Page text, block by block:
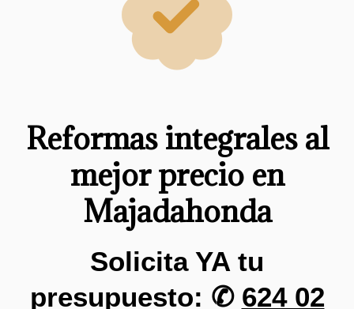
Reformas integrales al
mejor precio en
Majadahonda
Solicita YA tu
presupuesto: ✆ 624 02